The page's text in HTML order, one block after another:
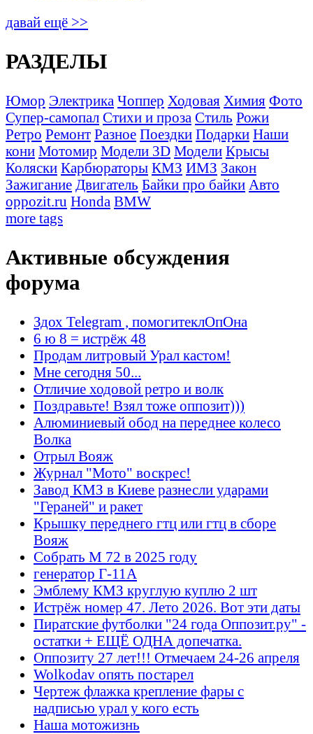
давай ещё >>
РАЗДЕЛЫ
Юмор Электрика Чоппер Ходовая Химия Фото
Супер-самопал Стихи и проза Стиль Рожи
Ретро Ремонт Разное Поездки Подарки Наши
кони Мотомир Модели 3D Модели Крысы
Коляски Карбюраторы КМЗ ИМЗ Закон
Зажигание Двигатель Байки про байки Авто
oppozit.ru Honda BMW
more tags
Активные обсуждения
форума
Здох Telegram , помогитеклОпОна
6 ю 8 = истрёж 48
Продам литровый Урал кастом!
Мне сегодня 50...
Отличие ходовой ретро и волк
Поздравьте! Взял тоже оппозит)))
Алюминиевый обод на переднее колесо
Волка
Отрыл Вояж
Журнал "Мото" воскрес!
Завод КМЗ в Киеве разнесли ударами
"Гераней" и ракет
Крышку переднего гтц или гтц в сборе
Вояж
Собрать М 72 в 2025 году
генератор Г-11А
Эмблему КМЗ круглую куплю 2 шт
Истрёж номер 47. Лето 2026. Вот эти даты
Пиратские футболки "24 года Оппозит.ру" -
остатки + ЕЩЁ ОДНА допечатка.
Оппозиту 27 лет!!! Отмечаем 24-26 апреля
Wolkodav опять постарел
Чертеж флажка крепление фары с
надписью урал у кого есть
Наша мотожизнь